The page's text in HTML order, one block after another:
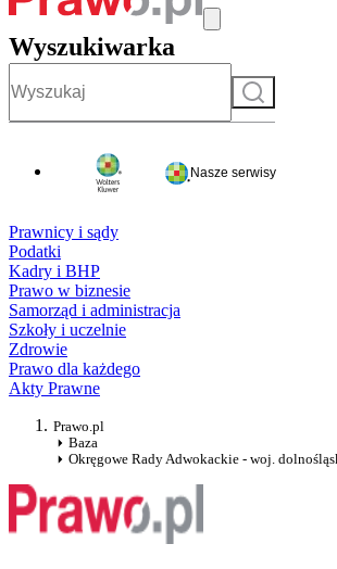
Wyszukiwarka
Szukaj
Nasze serwisy
Prawnicy i sądy
Podatki
Kadry i BHP
Prawo w biznesie
Samorząd i administracja
Szkoły i uczelnie
Zdrowie
Prawo dla każdego
Akty Prawne
Prawo.pl
Baza
Okręgowe Rady Adwokackie - woj.